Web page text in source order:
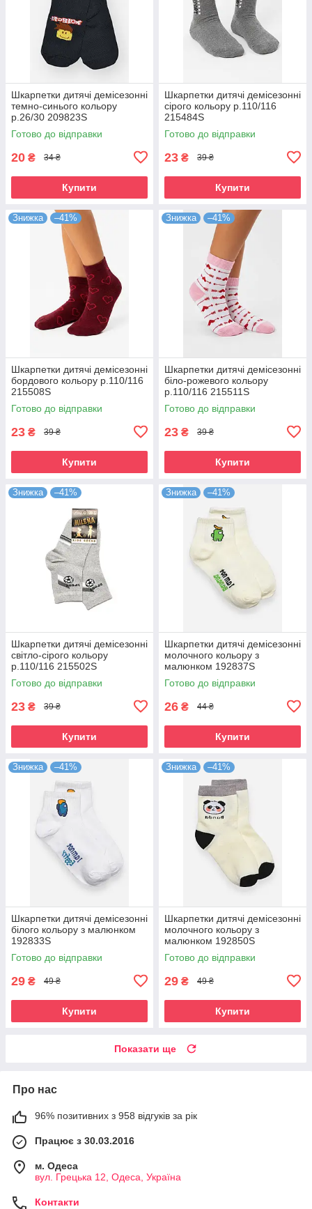
Шкарпетки дитячі демісезонні
темно-синього кольору
р.26/30 209823S
Готово до відправки
20 ₴ 34 ₴
Купити
Шкарпетки дитячі демісезонні
сірого кольору р.110/116
215484S
Готово до відправки
23 ₴ 39 ₴
Купити
Знижка –41%
Шкарпетки дитячі демісезонні
бордового кольору р.110/116
215508S
Готово до відправки
23 ₴ 39 ₴
Купити
Знижка –41%
Шкарпетки дитячі демісезонні
біло-рожевого кольору
р.110/116 215511S
Готово до відправки
23 ₴ 39 ₴
Купити
Знижка –41%
Шкарпетки дитячі демісезонні
світло-сірого кольору
р.110/116 215502S
Готово до відправки
23 ₴ 39 ₴
Купити
Знижка –41%
Шкарпетки дитячі демісезонні
молочного кольору з
малюнком 192837S
Готово до відправки
26 ₴ 44 ₴
Купити
Знижка –41%
Шкарпетки дитячі демісезонні
білого кольору з малюнком
192833S
Готово до відправки
29 ₴ 49 ₴
Купити
Знижка –41%
Шкарпетки дитячі демісезонні
молочного кольору з
малюнком 192850S
Готово до відправки
29 ₴ 49 ₴
Купити
Показати ще
Про нас
96% позитивних з 958 відгуків за рік
Працює з 30.03.2016
м. Одеса
вул. Грецька 12, Одеса, Україна
Контакти